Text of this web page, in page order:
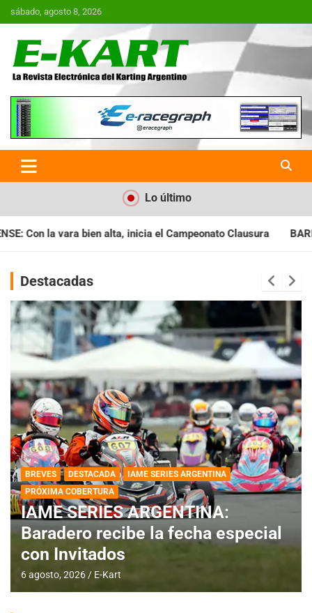
Saltar
al
sábado, agosto 8, 2026
E-Kart.com.ar | La Revista
Electrónica del Karting en
Argentina
Lo último
Campeonato Clausura BARILOCHENSE: Preparan una
Destacadas
BREVES DESTACADA
IAME SERIES ARGENTINA
PRÓXIMA COBERTURA
IAME SERIES ARGENTINA:
Baradero recibe la fecha especial
con Invitados
6 agosto, 2026 E-Kart